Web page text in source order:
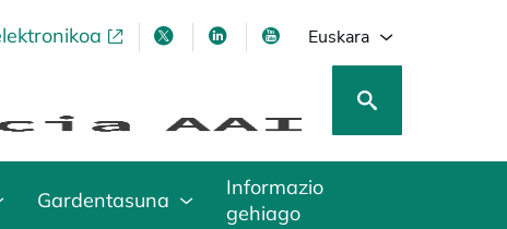
opens in a new tabopens in a new tab
opens in a new tab
opens in a new tab
Euskara
Gardentasuna
Informazio
gehiago